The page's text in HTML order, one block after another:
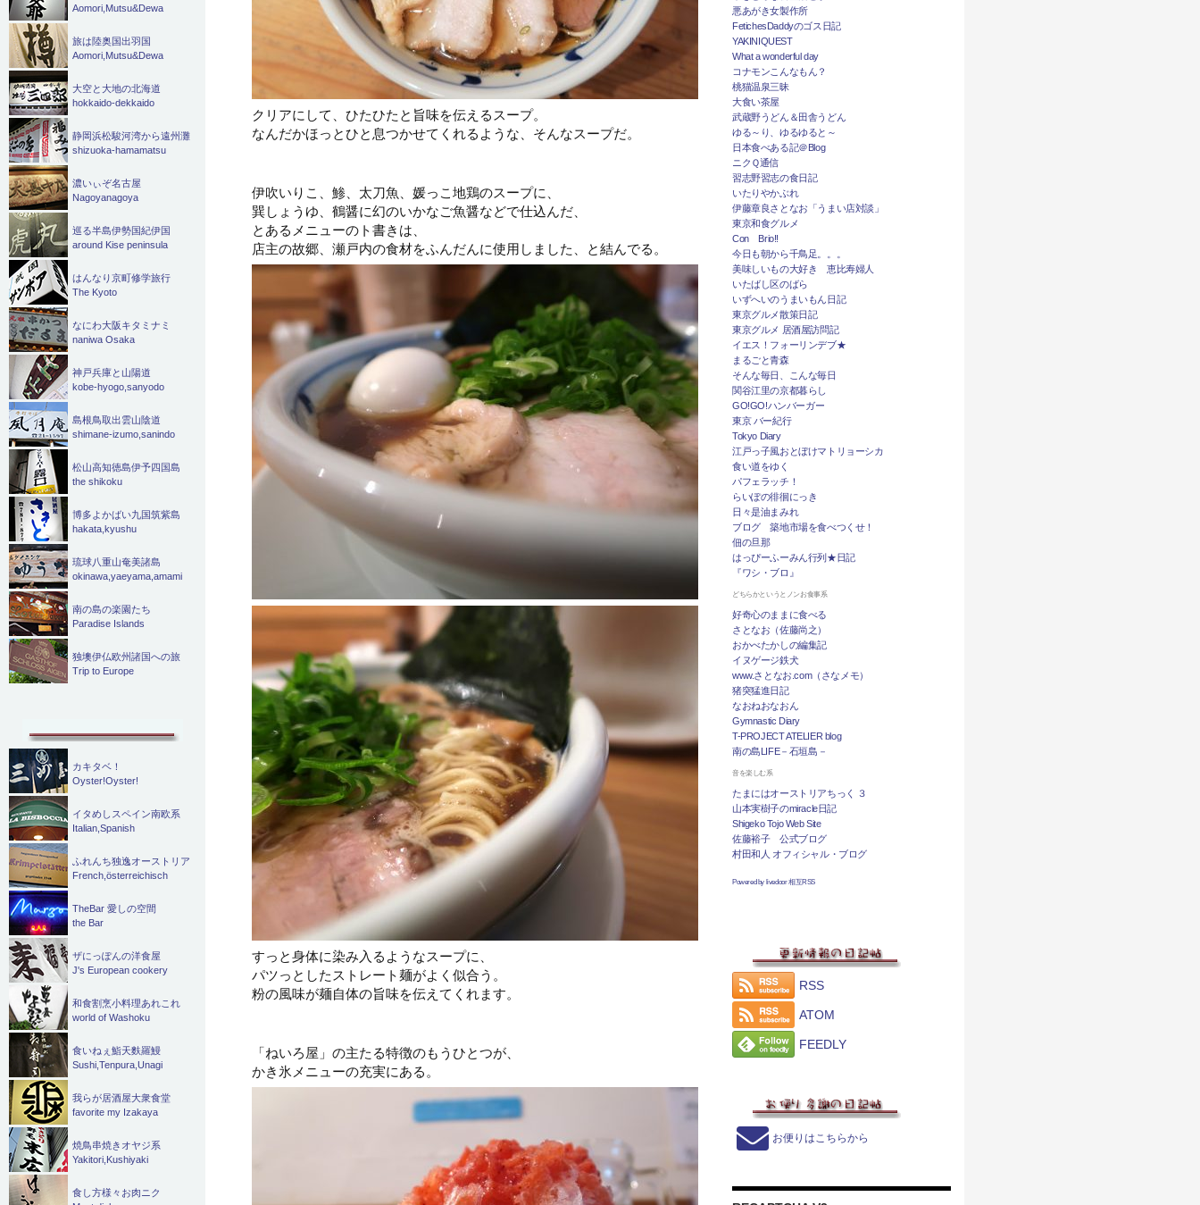
クリアにして、ひたひたと旨味を伝えるスープ。
なんだかほっとひと息つかせてくれるような、そんなスープだ。
伊吹いりこ、鯵、太刀魚、媛っこ地鶏のスープに、
巽しょうゆ、鶴醤に幻のいかなご魚醤などで仕込んだ、
とあるメニューのト書きは、
店主の故郷、瀬戸内の食材をふんだんに使用しました、と結んでる。
すっと身体に染み入るようなスープに、
パツっとしたストレート麺がよく似合う。
粉の風味が麺自体の旨味を伝えてくれます。
「ねいろ屋」の主たる特徴のもうひとつが、
かき氷メニューの充実にある。
悪あがき女製作所
FetichesDaddyのゴス日記
YAKINIQUEST
What a wonderful day
コナモンこんなもん？
桃猫温泉三昧
大食い茶屋
武蔵野うどん＆田舎うどん
ゆる～り、ゆるゆると～
日本食べある記＠Blog
ニクＱ通信
習志野習志の食日記
いたりやかぶれ
伊藤章良さとなお「うまい店対談」
東京和食グルメ
Con Brio!!
今日も朝から千鳥足。。。
美味しいもの大好き 恵比寿婦人
いたばし区のばら
いずへいのうまいもん日記
東京グルメ散策日記
東京グルメ 居酒屋訪問記
イエス！フォーリンデブ★
まるごと青森
そんな毎日、こんな毎日
関谷江里の京都暮らし
GO!GO!ハンバーガー
東京 バー紀行
Tokyo Diary
江戸っ子風おとぼけマトリョーシカ
食い道をゆく
パフェラッチ！
らいぽの徘徊にっき
日々是油まみれ
ブログ 築地市場を食べつくせ！
佃の旦那
はっぴーふーみん行列★日記
『ワシ・ブロ』
どちらかというとノンお食事系
好奇心のままに食べる
さとなお（佐藤尚之）
おかべたかしの編集記
イヌゲージ鉄犬
www.さとなお.com（さなメモ）
猪突猛進日記
なおねおなおん
Gymnastic Diary
T-PROJECT ATELIER blog
南の島LIFE－石垣島－
音を楽しむ系
たまにはオーストリアちっく ３
山本実樹子のmiracle日記
Shigeko Tojo Web Site
佐藤裕子 公式ブログ
村田和人 オフィシャル・ブログ
Powered by livedoor 相互RSS
RSS
ATOM
FEEDLY
お便りはこちらから
Aomori,Mutsu&Dewa
旅は陸奥国出羽国
Aomori,Mutsu&Dewa
大空と大地の北海道
hokkaido-dekkaido
静岡浜松駿河湾から遠州灘
shizuoka-hamamatsu
濃いぃぞ名古屋
Nagoyanagoya
巡る半島伊勢国紀伊国
around Kise peninsula
はんなり京町修学旅行
The Kyoto
なにわ大阪キタミナミ
naniwa Osaka
神戸兵庫と山陽道
kobe-hyogo,sanyodo
島根鳥取出雲山陰道
shimane-izumo,sanindo
松山高知徳島伊予四国島
the shikoku
博多よかばい九国筑紫島
hakata,kyushu
琉球八重山奄美諸島
okinawa,yaeyama,amami
南の島の楽園たち
Paradise Islands
独墺伊仏欧州諸国への旅
Trip to Europe
カキタベ！
Oyster!Oyster!
イタめしスペイン南欧系
Italian,Spanish
ふれんち独逸オーストリア
French,österreichisch
TheBar 愛しの空間
the Bar
ザにっぽんの洋食屋
J's European cookery
和食割烹小料理あれこれ
world of Washoku
食いねぇ鮨天麩羅鰻
Sushi,Tenpura,Unagi
我らが居酒屋大衆食堂
favorite my Izakaya
焼鳥串焼きオヤジ系
Yakitori,Kushiyaki
食し方様々お肉ニク